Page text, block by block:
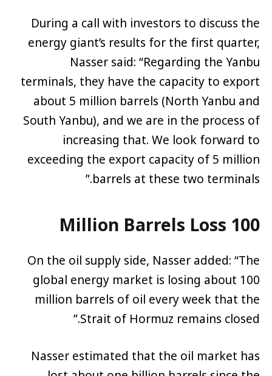
During a call with investors to discuss the
energy giant’s results for the first quarter,
Nasser said: “Regarding the Yanbu
terminals, they have the capacity to export
about 5 million barrels (North Yanbu and
South Yanbu), and we are in the process of
increasing that. We look forward to
exceeding the export capacity of 5 million
barrels at these two terminals.”
100 Million Barrels Loss
On the oil supply side, Nasser added: “The
global energy market is losing about 100
million barrels of oil every week that the
Strait of Hormuz remains closed.”
Nasser estimated that the oil market has